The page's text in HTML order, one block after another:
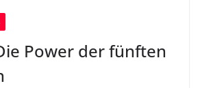
Die Power der fünften